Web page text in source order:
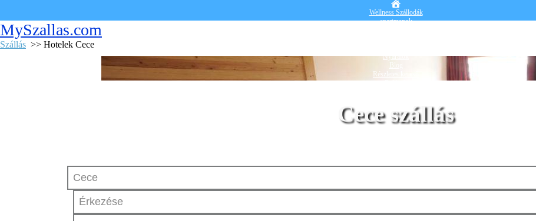
Wellness Szállodák
apartmanok
Nyaralók
Részletes kereső
MySzallas.com
Szállás >> Hotelek Cece
Cece szállás